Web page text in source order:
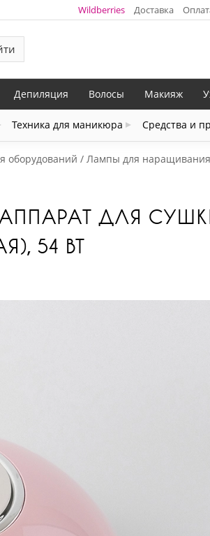
Wildberries Доставка
Техника для маникюра Средства и
Депиляция Волосы Макияж
оборудований Лампы для наращивания
АППАРАТ ДЛЯ
54 ВТ